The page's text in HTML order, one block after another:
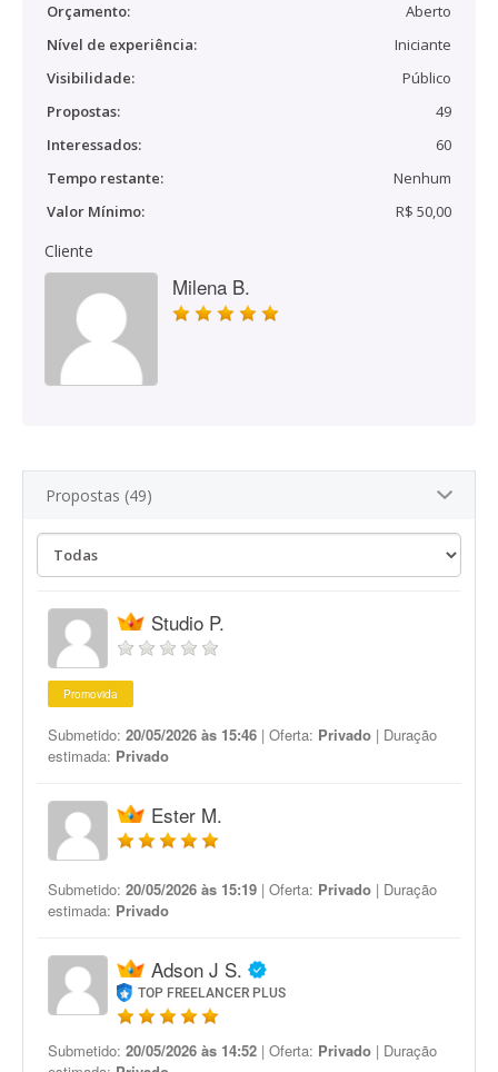
Orçamento:
Aberto
Nível de experiência:
Iniciante
Visibilidade:
Público
Propostas:
49
Interessados:
60
Tempo restante:
Nenhum
Valor Mínimo:
R$ 50,00
Cliente
Milena B.
Propostas (49)
Studio P.
Promovida
Submetido: 20/05/2026 às 15:46 | Oferta: Privado | Duração
estimada: Privado
Ester M.
Submetido: 20/05/2026 às 15:19 | Oferta: Privado | Duração
estimada: Privado
Adson J S.
TOP FREELANCER PLUS
Submetido: 20/05/2026 às 14:52 | Oferta: Privado | Duração